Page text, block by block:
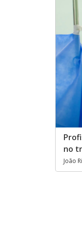
no
João